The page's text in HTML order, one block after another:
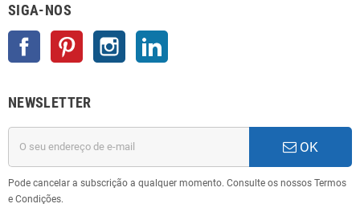
SIGA-NOS
Facebook Pinterest Instagram
NEWSLETTER
OK
Pode cancelar a subscrição a qualquer momento. Consulte os nossos Termos
e Condições.